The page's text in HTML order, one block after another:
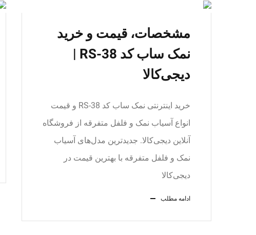
مشخصات، قیمت و خرید
نمک ساب کد RS-38 |
دیجی‌کالا
خرید اینترنتی نمک ساب کد RS-38 و قیمت
انواع آسیاب نمک و فلفل متفرقه از فروشگاه
آنلاین دیجی‌کالا. جدیدترین مدل‌های آسیاب
نمک و فلفل متفرقه با بهترین قیمت در
دیجی‌کالا
ادامه مطلب